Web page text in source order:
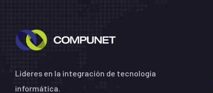
Líderes en la integración de tecnología
informática.